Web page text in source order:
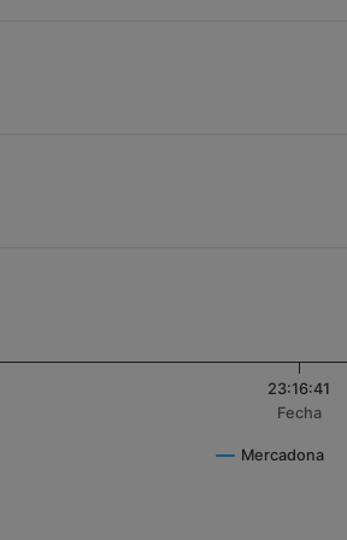
Fecha
Mercadona
23:16:41